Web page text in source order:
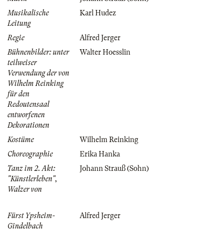
Musikalische
Leitung
Karl Hudez
Regie
Alfred Jerger
Bühnenbilder: unter
teilweiser
Verwendung der von
Wilhelm Reinking
für den
Redoutensaal
entworfenen
Dekorationen
Walter Hoesslin
Kostüme
Wilhelm Reinking
Choreographie
Erika Hanka
Tanz im 2. Akt:
"Künstlerleben",
Walzer von
Johann Strauß (Sohn)
Fürst Ypsheim-
Gindelbach
Alfred Jerger